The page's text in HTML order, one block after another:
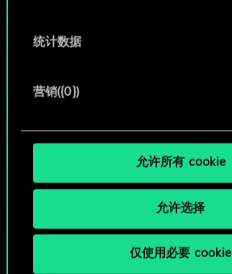
统计数据
营销({0})
允许所有 cookie
允许选择
仅使用必要 cookie